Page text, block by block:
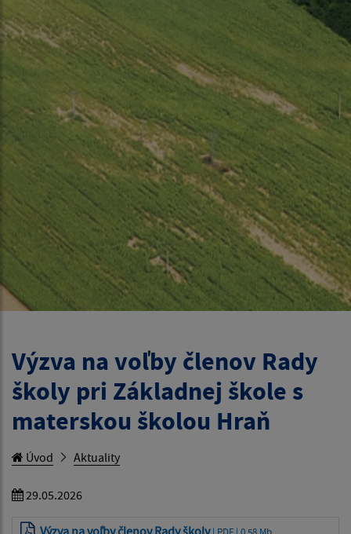
Výzva na voľby členov Rady
školy pri Základnej škole s
materskou školou Hraň
Úvod Aktuality
29.05.2026